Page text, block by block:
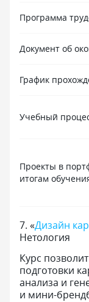
Программа
Документ об
График
Учебный
Проекты в
итогам
7. «Дизайн
Нетология
Курс
подготовки
анализа и
и мини-